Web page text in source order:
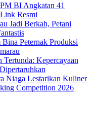
BI Angkatan 41
Resmi
Jadi Berkah, Petani
Peternak Produksi
Tertunda: Kepercayaan
Niaga Lestarikan Kuliner
Competition 2026